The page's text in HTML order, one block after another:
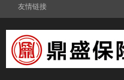
友情链接